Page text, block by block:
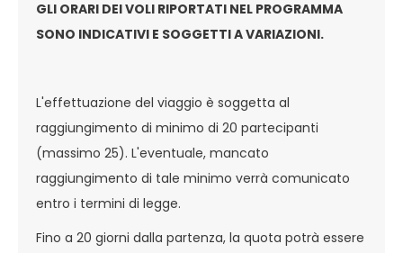
GLI ORARI DEI VOLI RIPORTATI NEL PROGRAMMA
SONO INDICATIVI E SOGGETTI A VARIAZIONI.
L'effettuazione del viaggio è soggetta al
raggiungimento di minimo di 20 partecipanti
(massimo 25). L'eventuale, mancato
raggiungimento di tale minimo verrà comunicato
entro i termini di legge.
Fino a 20 giorni dalla partenza, la quota potrà essere